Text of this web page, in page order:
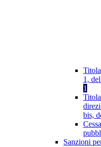
1,
1
bis,
Sanzioni